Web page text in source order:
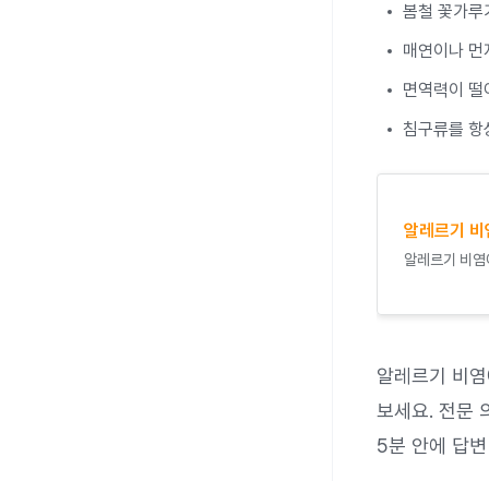
봄철 꽃가루
매연이나
면역력이
침구류를
알레르기
알레르기 비
알레르기 비
보세요. 전문
5분 안에 답